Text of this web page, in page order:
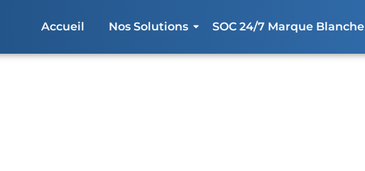
Accueil Nos Solutions SOC 24/7 Marque Blanche